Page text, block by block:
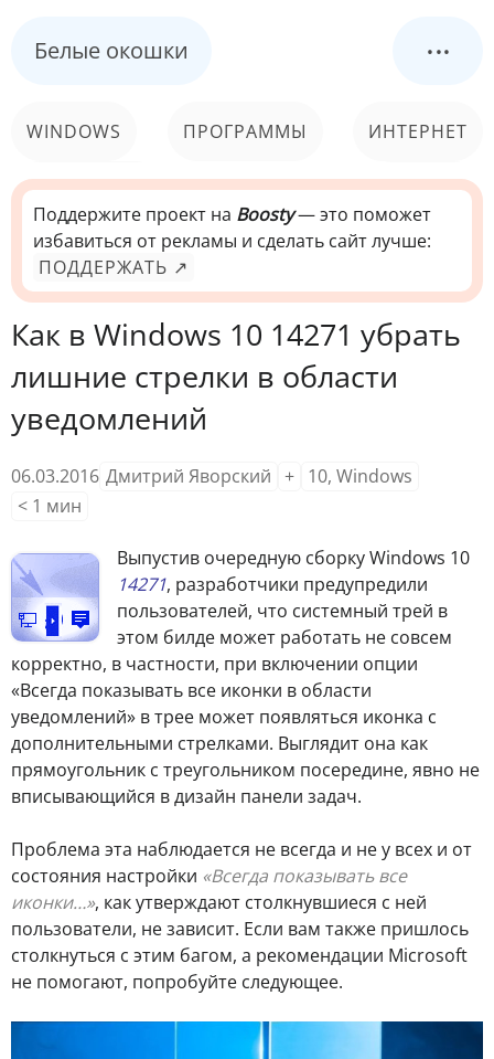
Белые окошки ...
WINDOWS ПРОГРАММЫ ИНТЕРНЕТ
КОМПЬЮТЕР
СИСТЕМА
Поддержите проект на Boosty— это поможет
избавиться от рекламы и сделать сайт лучше:
ПОДДЕРЖАТЬ ↗
Как в Windows 10 14271 убрать
лишние стрелки в области
уведомлений
06.03.2016 Дмитрий Яворский + 10, Windows
< 1 мин
Выпустив очередную сборку Windows 10
14271, разработчики предупредили
пользователей, что системный трей в
этом билде может работать не совсем
корректно, в частности, при включении опции
«Всегда показывать все иконки в области
уведомлений» в трее может появляться иконка с
дополнительными стрелками. Выглядит она как
прямоугольник с треугольником посередине, явно не
вписывающийся в дизайн панели задач.
Проблема эта наблюдается не всегда и не у всех и от
состояния настройки «Всегда показывать все
иконки…», как утверждают столкнувшиеся с ней
пользователи, не зависит. Если вам также пришлось
столкнуться с этим багом, а рекомендации Microsoft
не помогают, попробуйте следующее.